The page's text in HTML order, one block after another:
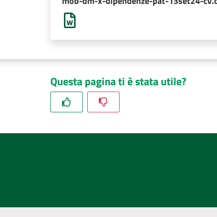
Questa pagina ti è stata utile?